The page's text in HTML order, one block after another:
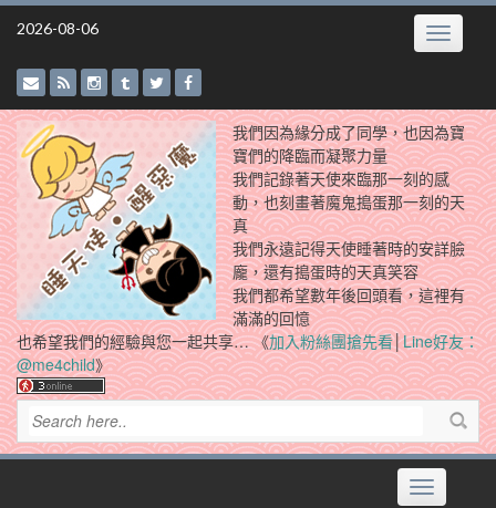
Skip
2026-08-06 Toggle
我們因為緣分成了同學，也因為寶
寶們的降臨而凝聚力量
我們記錄著天使來臨那一刻的感
動，也刻畫著魔鬼搗蛋那一刻的天
真
我們永遠記得天使睡著時的安詳臉
龐，還有搗蛋時的天真笑容
我們都希望數年後回頭看，這裡有
滿滿的回憶
也希望我們的經驗與您一起共享… 《加入粉絲團搶先看│Line好友：
@me4child》
Toggle
navigation